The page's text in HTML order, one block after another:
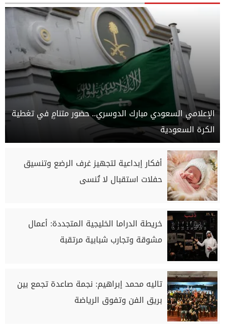
الإعلامي السعودي مبارك الدوسري.. حضور متنامٍ في تغطية
الكرة السعودية
أفكار إبداعية لتجهيز غرف الرضع وتنسيق
حفلات استقبال لا تُنسى
خريطة الدراما الخليجية المتجددة: أعمال
مشوقة وتجارب شبابية مرتقبة
تاليه محمد إبراهيم: نجمة صاعدة تجمع بين
بريق الفن وتفوق الرياضة